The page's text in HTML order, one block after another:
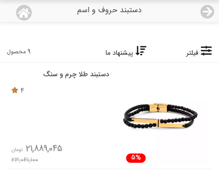
دستبند حروف و اسم
منو
صفحه اصلی
نمایندگی ها
مجله روبی
فیلتر پیشنهاد ما 9 محصول
دستبند طلا چرم و سنگ
4
5%
21,889,045 تومان
23,041,100